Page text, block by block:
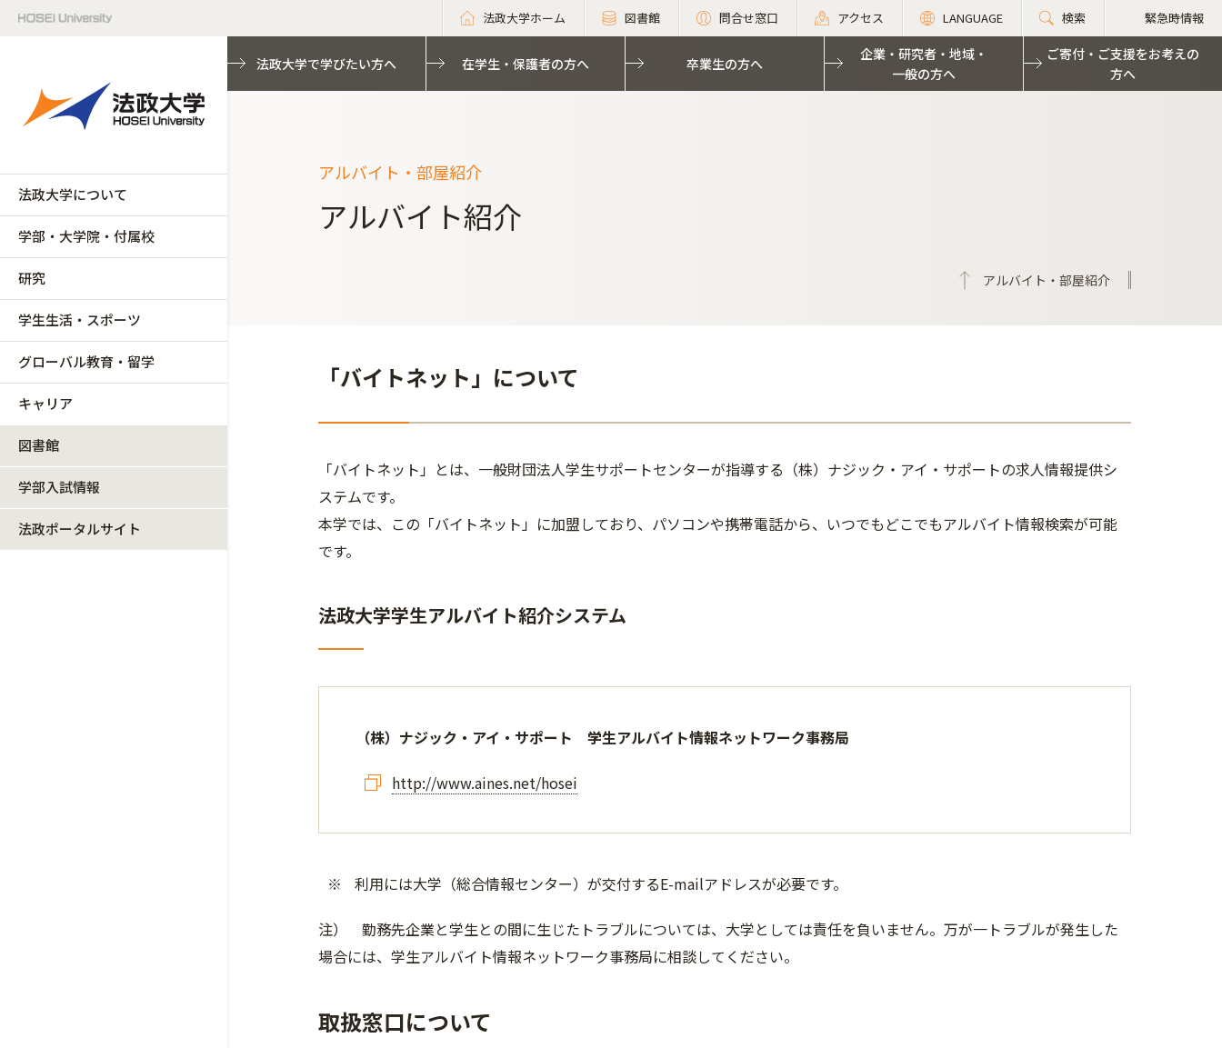
法政大学ホーム 図書館 問合せ窓口 アクセス LANGUAGE 検索 緊急時情報
法政大学について
学部・大学院・付属校
研究
学生生活・スポーツ
グローバル教育・留学
キャリア
図書館
学部入試情報
法政ポータルサイト
法政大学で学びたい方へ 在学生・保護者の方へ 卒業生の方へ
企業・研究者・地域・
一般の方へ
ご寄付・ご支援をお考えの
方へ
アルバイト・部屋紹介
アルバイト紹介
アルバイト・部屋紹介
「バイトネット」について
「バイトネット」とは、一般財団法人学生サポートセンターが指導する（株）ナジック・アイ・サポートの求人情報提供シ
ステムです。
本学では、この「バイトネット」に加盟しており、パソコンや携帯電話から、いつでもどこでもアルバイト情報検索が可能
です。
法政大学学生アルバイト紹介システム
（株）ナジック・アイ・サポート 学生アルバイト情報ネットワーク事務局
http://www.aines.net/hosei
利用には大学（総合情報センター）が交付するE-mailアドレスが必要です。
注） 勤務先企業と学生との間に生じたトラブルについては、大学としては責任を負いません。万が一トラブルが発生した
場合には、学生アルバイト情報ネットワーク事務局に相談してください。
取扱窓口について